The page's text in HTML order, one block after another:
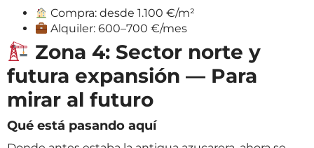
Compra: desde 1.100 €/m²
Alquiler: 600–700 €/mes
Zona 4: Sector norte y
futura expansión — Para
mirar al futuro
Qué está pasando aquí